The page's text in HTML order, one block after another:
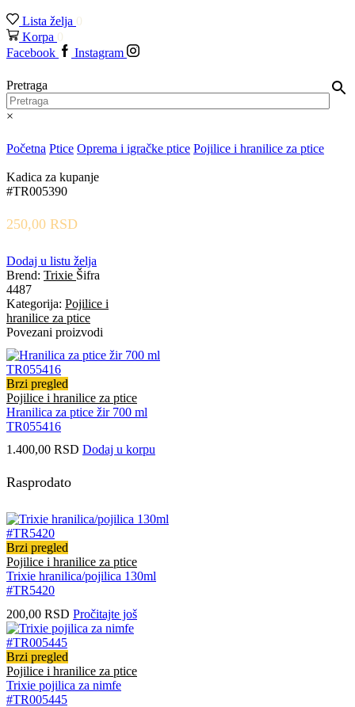
Lista želja 0
Korpa 0
Facebook
Instagram
Pretraga
×
Početna Ptice Oprema i igračke ptice Pojilice i hranilice za ptice
Kadica za kupanje
#TR005390
250,00 RSD
Dodaj u listu želja
Brend: Trixie Šifra
4487
Kategorija: Pojilice i
hranilice za ptice
Povezani proizvodi
Brzi pregled
Pojilice i hranilice za ptice
Hranilica za ptice žir 700 ml
TR055416
1.400,00 RSD Dodaj u korpu
Rasprodato
Brzi pregled
Pojilice i hranilice za ptice
Trixie hranilica/pojilica 130ml
#TR5420
200,00 RSD Pročitajte još
Brzi pregled
Pojilice i hranilice za ptice
Trixie pojilica za nimfe
#TR005445